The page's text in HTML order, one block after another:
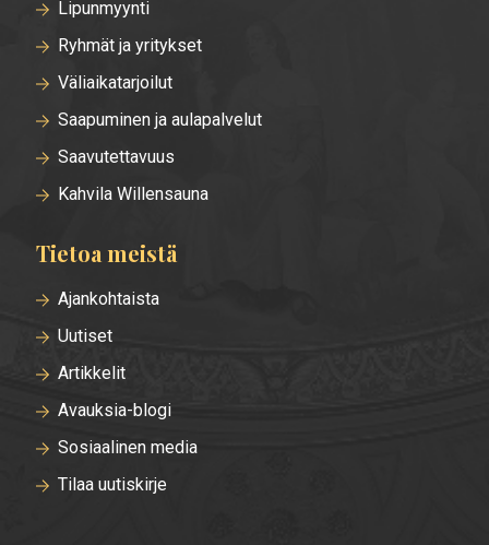
Lipunmyynti
Ryhmät ja yritykset
Väliaikatarjoilut
Saapuminen ja aulapalvelut
Saavutettavuus
Kahvila Willensauna
Tietoa meistä
Ajankohtaista
Uutiset
Artikkelit
Avauksia-blogi
Sosiaalinen media
Tilaa uutiskirje